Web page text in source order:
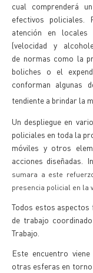
cual comprenderá
efectivos policiales.
atención en
(velocidad y
de normas como la
boliches o el
conforman algunas
tendiente a brindar la
Un despliegue en
policiales en toda la
móviles y otros
acciones diseñadas.
sumara a este
presencia policial en la
Todos estos aspectos
de trabajo
Trabajo.
Este encuentro
otras esferas en torno